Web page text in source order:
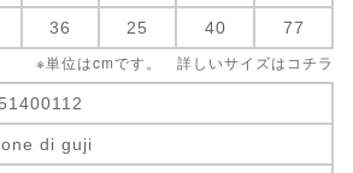
36 25 40 77
※単位はcmです。 詳しいサイズは コチラ
di guji